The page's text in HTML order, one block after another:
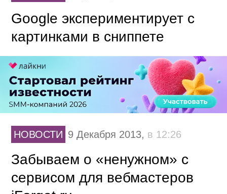
Google экспериментирует с
картинками в сниппете
НОВОСТИ 9 Декабря 2013, в 12:26
Забываем о «ненужном» с
сервисом для вебмастеров